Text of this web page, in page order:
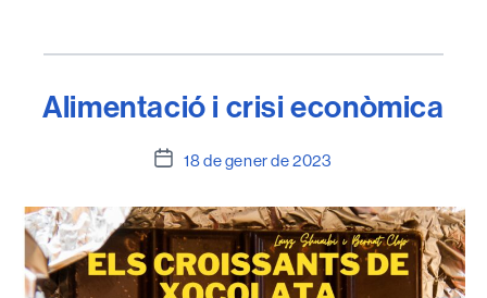
Alimentació i crisi econòmica
Data
l'entrada
18 de gener de 2023